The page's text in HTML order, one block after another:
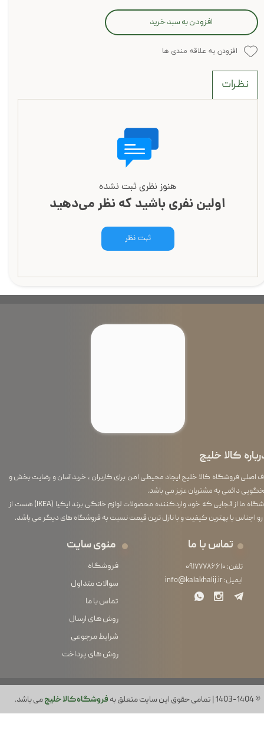
افزودن به سبد خرید
افزودن به علاقه مندی ها
نظرات
هنوز نظری ثبت نشده
اولین نفری باشید که نظر می‌دهید
ثبت نظر
© 1403-1404 | تمامی حقوق این سایت متعلق به فروشگاه کالا خلیجمی باشد.
کالا خلیج
اصلی فروشگاه کالا خلیج ایجاد محیطی امن برای کاربران ، خرید آسان و رضایت بخش و
دائمی به مشتریان عزیز می باشد.
فروشگاه ما از آنجایی که خود واردکننده محصولات لوازم خانگی برند ایکیا (IKEA) هست از
رو اجناس با بهترین کیفیت و با نازل ترین قیمت نسبت به فروشگاه های دیگر می باشد.
منوی سایت
فروشگاه
سوالات متداول
تماس با ما
روش های ارسال
شرایط مرجوعی
روش های پرداخت
تماس با ما
تلفن: ۰۹۱۷۷۷۸۶۶۱۰
ایمیل:info@kalakhalij.ir